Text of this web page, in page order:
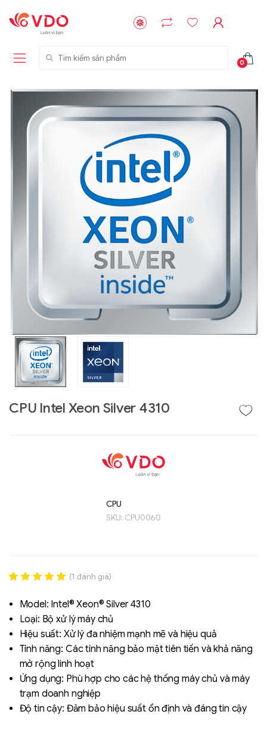
Tìm kiếm sản phẩm
0
CPU Intel Xeon Silver 4310
CPU
SKU: CPU0060
out of 5
based on
đánh giá
(1 đánh giá)
Model: Intel® Xeon® Silver 4310
Loại: Bộ xử lý máy chủ
Hiệu suất: Xử lý đa nhiệm mạnh mẽ và hiệu quả
Tính năng: Các tính năng bảo mật tiên tiến và khả năng
mở rộng linh hoạt
Ứng dụng: Phù hợp cho các hệ thống máy chủ và máy
trạm doanh nghiệp
Độ tin cậy: Đảm bảo hiệu suất ổn định và đáng tin cậy
Liên hệ
Liên hệ
SK hynix - DRAM
- GDDR - GDDR6
Liên hệ
GIGABYTE
G593-ZD1 (rev.
AAX1)
G493-SB4 (rev.